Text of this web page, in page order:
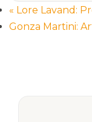
« Lore Lavand:
Gonza Martini: